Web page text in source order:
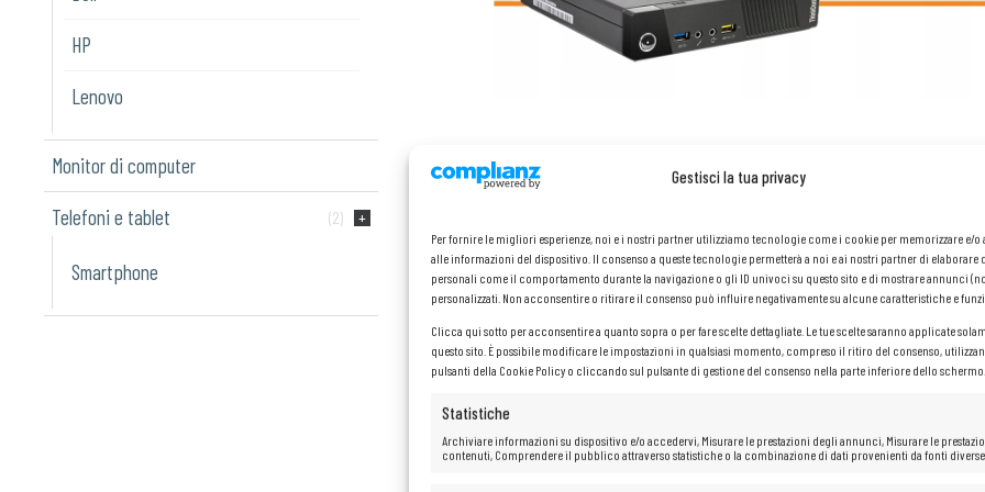
Gestisci la tua privacy
Per fornire le migliori esperienze, noi e i nostri partner utilizziamo tecnologie come i cookie per memorizzare e/o
alle informazioni del dispositivo. Il consenso a queste tecnologie permetterà a noi e ai nostri partner di elaborare
personali come il comportamento durante la navigazione o gli ID univoci su questo sito e di mostrare annunci
personalizzati. Non acconsentire o ritirare il consenso può influire negativamente su alcune caratteristiche e
Clicca qui sotto per acconsentire a quanto sopra o per fare scelte dettagliate. Le tue scelte saranno applicate
questo sito. È possibile modificare le impostazioni in qualsiasi momento, compreso il ritiro del consenso,
pulsanti della Cookie Policy o cliccando sul pulsante di gestione del consenso nella parte inferiore dello schermo.
Statistiche
Archiviare informazioni su dispositivo e/o accedervi, Misurare le prestazioni degli annunci, Misurare le
contenuti, Comprendere il pubblico attraverso statistiche o la combinazione di dati provenienti da fonti diverse.
HP
Lenovo
Monitor di computer
Telefoni e tablet (2)
Smartphone
Lenovo ThinkCentre M920Q
Processore:Intel Core i5 6x 2,10 – 3,50 GHz i5-8500T, 9 MB di
Memoria RAM: 32GB
Disco rigido:SSDda 512GB